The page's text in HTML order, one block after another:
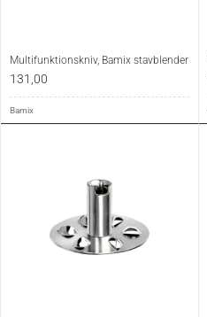
Multifunktionskniv, Bamix stavblender
131,00
Bamix